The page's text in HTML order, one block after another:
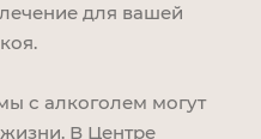
для вашей
с алкоголем могут
В Центре